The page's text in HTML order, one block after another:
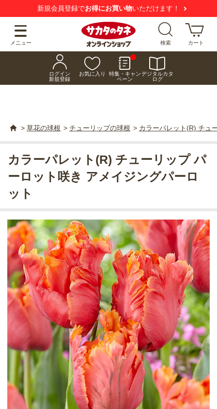
新規会員登録でお得にお買い物いただけます！
メニュー 検索 カート
ログイン
新規登録
お気に入り
特集・キャン
ペーン
デジタルカタ
ログ
> 草花の球根 > チューリップの球根 > カラーパレット(R) チュ
カラーパレット(R) チューリップ パ
ーロット咲き アメイジングパーロ
ット